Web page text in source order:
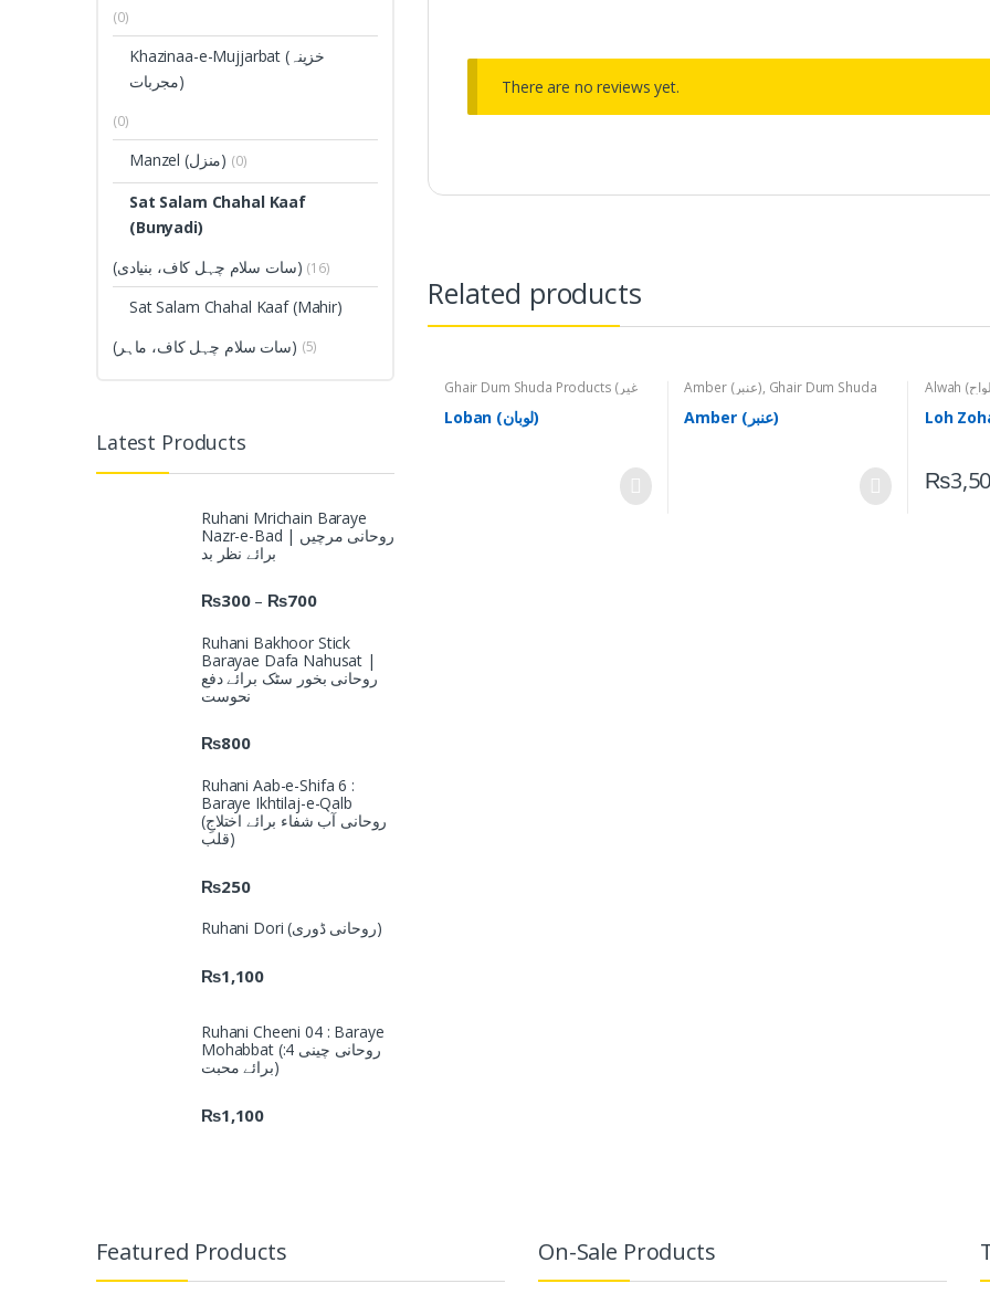
There are no reviews yet.
Related products
Ghair Dum Shuda Products (غیر
(متفرق) Loban (لوبان)
Amber (عنبر), Ghair Dum Shuda
Amber (عنبر)
₨
(0)
Khazinaa-e-Mujjarbat (خزینہ
مجربات)
(0)
Manzel (منزل) (0)
Sat Salam Chahal Kaaf
(Bunyadi)
(سات سلام چہل کاف، بنیادی) (16)
Sat Salam Chahal Kaaf (Mahir)
(سات سلام چہل کاف، ماہر) (5)
Latest Products
Ruhani Mrichain Baraye
Nazr-e-Bad | روحانی مرچیں
برائے نظر بد
₨300– ₨700
Ruhani Bakhoor Stick
Barayae Dafa Nahusat |
روحانی بخور سٹک برائے دفع
نحوست
₨800
Ruhani Aab-e-Shifa 6 :
Baraye Ikhtilaj-e-Qalb
(روحانی آب شفاء برائے اختلاجِ
قلب)
₨250
Ruhani Dori (روحانی ڈوری)
₨1,100
Ruhani Cheeni 04 : Baraye
Mohabbat (روحانی چینی 4:
برائے محبت)
₨1,100
Featured Products On-Sale Products